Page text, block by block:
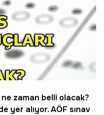
zaman belli olacak?
yer alıyor. AÖF sınav